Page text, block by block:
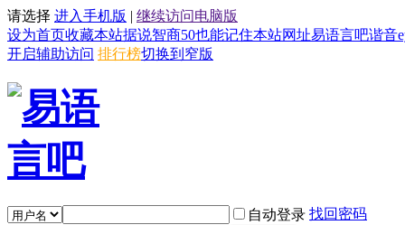
请选择 进入手机版 | 继续访问电脑版
设为首页收藏本站据说智商50也能记住本站网址易语言吧谐音
开启辅助访问 排行榜切换到窄版
自动登录 找回密码